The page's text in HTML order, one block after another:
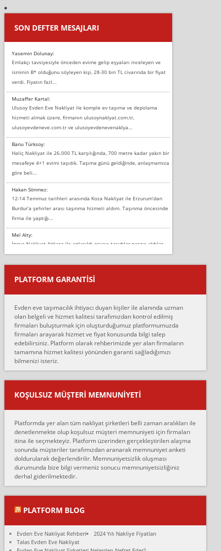
SON DEFTER MESAJLARI
Yasemin Dolunay:
Emlakçı tavsiyesiyle önceden evime gelip eşyaları inceleyen ve
isminin B* olduğunu söyleyen kişi, 28-30 bin TL civarında bir fiyat
verdi. Fiyatın fazl...
Muzaffer Kartal:
Ulusoy Evden Eve Nakliyat ile komple ev taşıma ve depolama
hizmeti almak üzere, firmanın ulusoynaklyat.com.tr,
ulusoyevdeneve.com.tr ve ulusoyevdenevenaklya...
Banu Türksoy:
Haliç Nakliyat ile 26.000 TL karşılığında, 700 metre kadar yakın bir
mesafeye 4+1 evimi taşıdık. Taşıma günü geldiğinde, anlaşmamıza
göre beli...
Hakan Sönmez:
12-14 Temmuz tarihleri arasında Koza Nakliyat ile Erzurum’dan
Burdur’a şehirler arası taşınma hizmeti aldım. Taşınma öncesinde
firma ile yaptığı...
Mel Alty:
İnova Nakliyat Ankara ile anlaşıldı eşyayı taşıdılar parayı aldılar.
Salon duvarına bir baktım birisi boydan alüminyum renkli bantı
yapıştırm...
Murat:
çalıştıklarını, müş...
Ahmet:
Lüleburgaz güngünes evden eve naklyat eşyalarımı taşımak için
anlaştık sabah eve geldiklerinde de eşyalarımı düzgün şekilde
sarcaz demelerine r...
mehmet güldü:
Ankara ALİCANLAR NAKLİYAT Tutarsız ve ticari ahlak problemleri
var verdikleri fiyat teklifini arttırdılar. Sonrasında taşıma gününde
oldukça tutarsı...
Ankara Alicanlar naklyat tel 5465524025. 2600 TL'ye ankaradan
Konya ya Alicanlar naklyat la anlaştık bu şahıs evin taşınacağı gün
fiyatın mazoto gele...
Fatih kokmese:
Diyarbakır dan eşyamı getirtmek için anlaştım sözleşme yaptım.
Son anda fiyat artırdılar.. mecburiyetten tasittim.. bu kişiler ağrılı
Ali:
olduk. Asansörlü dediler sonra uraya asansör kurulmaz dediler
fark istediler. ortada asa...
PLATFORM GARANTİSİ
Evden eve taşımacılık ihtiyacı duyan kişiler ile alanında uzman
olan belgeli ve hizmet kalitesi tarafımızdan kontrol edilmiş
firmaları buluşturmak için oluşturduğumuz platformumuzda
firmaları arayarak hizmet ve fiyat konusunda bilgi talep
edebilirsiniz. Platform olarak rehberimizde yer alan firmaların
tamamına hizmet kalitesi yönünden garanti sağladığımızı
bilmenizi isteriz.
KOŞULSUZ MÜŞTERI MEMNUNIYETI
Platformda yer alan tüm nakliyat şirketleri belli zaman aralıkları ile
denetlenmekte olup koşulsuz müşteri memnuniyeti için firmaları
itina ile seçmekteyiz. Platform üzerinden gerçekleştirilen alaşma
sonunda müşteriler tarafımızdan aranarak memnuniyet anketi
doldurularak değerlendirilir. Memnuniyetsizlik oluşması
durumunda bize bilgi vermeniz sonucu memnuniyetsizliğiniz
derhal giderilmektedir.
PLATFORM BLOG
Evden Eve Nakliyat Rehberi
2024 Yılı Nakliye Fiyatları
Talas Evden Eve Nakliyat